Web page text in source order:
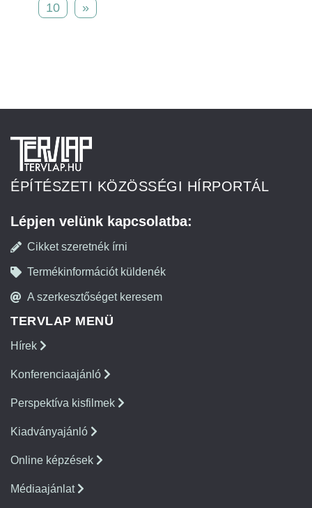
10
»
ÉPÍTÉSZETI KÖZÖSSÉGI HÍRPORTÁL
Lépjen velünk kapcsolatba:
Cikket szeretnék írni
Termékinformációt küldenék
A szerkesztőséget keresem
TERVLAP MENÜ
Hírek
Konferenciaajánló
Perspektíva kisfilmek
Kiadványajánló
Online képzések
Médiaajánlat